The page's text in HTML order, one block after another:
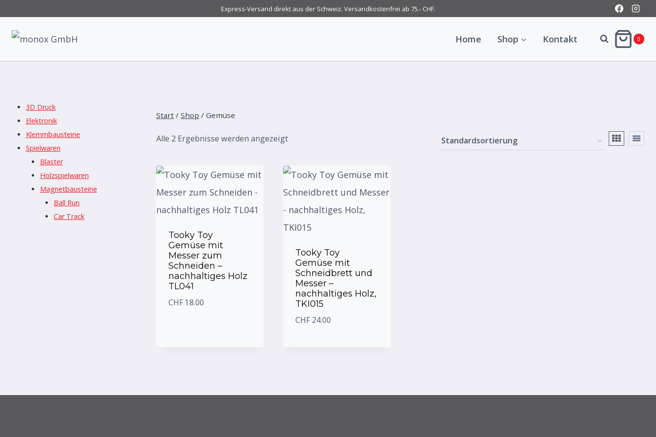
springen
Express-Versand direkt aus der Schweiz. Versandkostenfrei ab 75.- CHF.
Home Shop Kontakt 0
Start / Shop / Gemüse
Alle 2 Ergebnisse werden angezeigt
Tooky Toy
Gemüse mit
Messer zum
Schneiden –
nachhaltiges Holz
TL041
CHF 18.00
Tooky Toy
Gemüse mit
Schneidbrett und
Messer –
nachhaltiges Holz,
TKI015
CHF 24.00
3D Druck
Elektronik
Klemmbausteine
Spielwaren
Blaster
Holzspielwaren
Magnetbausteine
Ball Run
Car Track